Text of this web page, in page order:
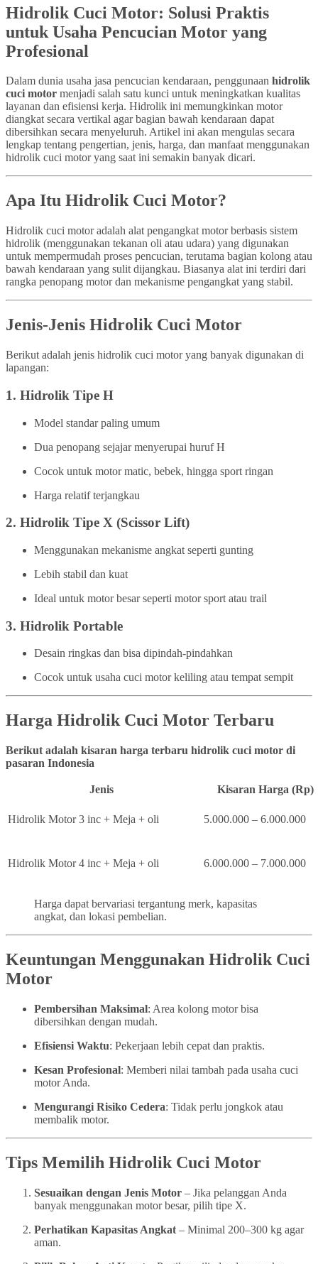
Hidrolik Cuci Motor: Solusi Praktis
untuk Usaha Pencucian Motor yang
Profesional
Dalam dunia usaha jasa pencucian kendaraan, penggunaan hidrolik
cuci motor menjadi salah satu kunci untuk meningkatkan kualitas
layanan dan efisiensi kerja. Hidrolik ini memungkinkan motor
diangkat secara vertikal agar bagian bawah kendaraan dapat
dibersihkan secara menyeluruh. Artikel ini akan mengulas secara
lengkap tentang pengertian, jenis, harga, dan manfaat menggunakan
hidrolik cuci motor yang saat ini semakin banyak dicari.
Apa Itu Hidrolik Cuci Motor?
Hidrolik cuci motor adalah alat pengangkat motor berbasis sistem
hidrolik (menggunakan tekanan oli atau udara) yang digunakan
untuk mempermudah proses pencucian, terutama bagian kolong atau
bawah kendaraan yang sulit dijangkau. Biasanya alat ini terdiri dari
rangka penopang motor dan mekanisme pengangkat yang stabil.
Jenis-Jenis Hidrolik Cuci Motor
Berikut adalah jenis hidrolik cuci motor yang banyak digunakan di
lapangan:
1. Hidrolik Tipe H
Model standar paling umum
Dua penopang sejajar menyerupai huruf H
Cocok untuk motor matic, bebek, hingga sport ringan
Harga relatif terjangkau
2. Hidrolik Tipe X (Scissor Lift)
Menggunakan mekanisme angkat seperti gunting
Lebih stabil dan kuat
Ideal untuk motor besar seperti motor sport atau trail
3. Hidrolik Portable
Desain ringkas dan bisa dipindah-pindahkan
Cocok untuk usaha cuci motor keliling atau tempat sempit
Harga Hidrolik Cuci Motor Terbaru
Berikut adalah kisaran harga terbaru hidrolik cuci motor di
pasaran Indonesia
Jenis Kisaran Harga (Rp)
Hidrolik Motor 3 inc + Meja + oli 5.000.000 – 6.000.000
Hidrolik Motor 4 inc + Meja + oli 6.000.000 – 7.000.000
Harga dapat bervariasi tergantung merk, kapasitas
angkat, dan lokasi pembelian.
Keuntungan Menggunakan Hidrolik Cuci
Motor
Pembersihan Maksimal: Area kolong motor bisa
dibersihkan dengan mudah.
Efisiensi Waktu: Pekerjaan lebih cepat dan praktis.
Kesan Profesional: Memberi nilai tambah pada usaha cuci
motor Anda.
Mengurangi Risiko Cedera: Tidak perlu jongkok atau
membalik motor.
Tips Memilih Hidrolik Cuci Motor
Sesuaikan dengan Jenis Motor – Jika pelanggan Anda
banyak menggunakan motor besar, pilih tipe X.
Perhatikan Kapasitas Angkat – Minimal 200–300 kg agar
aman.